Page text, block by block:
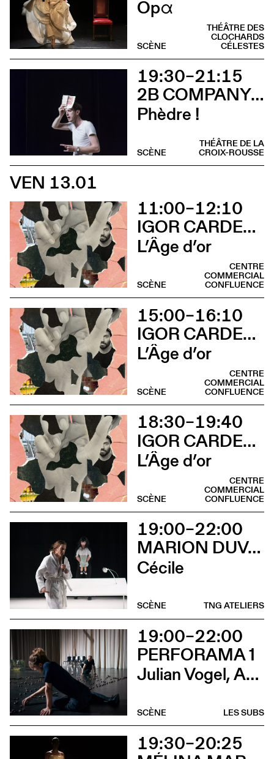
Opα
THÉÂTRE DES
CLOCHARDS
CÉLESTES
SCÈNE
19:30–21:15
2B COMPANY - FRANÇOIS GREMAUD
Phèdre !
THÉÂTRE DE LA
CROIX-ROUSSE
SCÈNE
VEN 13.01
11:00–12:10
IGOR CARDELLINI & TOMAS GONZALEZ
L’Âge d’or
CENTRE
COMMERCIAL
CONFLUENCE
SCÈNE
15:00–16:10
IGOR CARDELLINI & TOMAS GONZALEZ
L’Âge d’or
CENTRE
COMMERCIAL
CONFLUENCE
SCÈNE
18:30–19:40
IGOR CARDELLINI & TOMAS GONZALEZ
L’Âge d’or
CENTRE
COMMERCIAL
CONFLUENCE
SCÈNE
19:00–22:00
MARION DUVAL - CHRIS CADILLAC
Cécile
TNG ATELIERS
SCÈNE
19:00–22:00
PERFORAMA 1
Julian Vogel, Aurélien Dougé, Igor Cardellini & Tomas Gonzalez
LES SUBS
SCÈNE
19:30–20:25